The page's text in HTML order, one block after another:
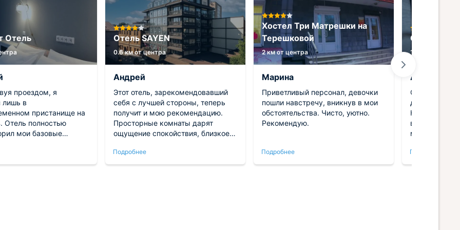
Отель
проездом, я
лишь в
пристанище на
Отель полностью
мои базовые
для сна и
процедур. Все мои
Отель SAYEN
0.6 км от центра
Андрей
Этот отель, зарекомендовавший
себя с лучшей стороны, теперь
получит и мою рекомендацию.
Просторные комнаты дарят
ощущение спокойствия, близкое к
привлекательным, приятным
восприятию дизайном.
Подробнее
Хостел Три Матрешки на
Терешковой
2 км от центра
Марина
Приветливый персонал, девочки
пошли навстречу, вникнув в мои
обстоятельства. Чисто, уютно.
Рекомендую.
Подробнее
Отель
1.7 км от
Алиса
дней, всё
Номер
всё
Fi работает
было важно,
Подробнее